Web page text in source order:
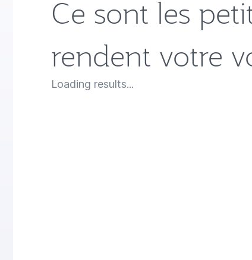
Ce sont les
rendent votre
Loading results...